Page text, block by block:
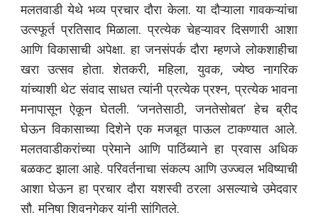
मलतवाडी येथे भव्य प्रचार दौरा केला. या दौऱ्याला गावकऱ्यांचा
उत्स्फूर्त प्रतिसाद मिळाला. प्रत्येक चेहऱ्यावर दिसणारी आशा
आणि विकासाची अपेक्षा. हा जनसंपर्क दौरा म्हणजे लोकशाहीचा
खरा उत्सव होता. शेतकरी, महिला, युवक, ज्येष्ठ नागरिक
यांच्याशी थेट संवाद साधत त्यांनी प्रत्येक प्रश्न, प्रत्येक भावना
मनापासून ऐकून घेतली. ‘जनतेसाठी, जनतेसोबत’ हेच ब्रीद
घेऊन विकासाच्या दिशेने एक मजबूत पाऊल टाकण्यात आले.
मलतवाडीकरांच्या प्रेमाने आणि पाठिंब्याने हा प्रवास अधिक
बळकट झाला आहे. परिवर्तनाचा संकल्प आणि उज्ज्वल भविष्याची
आशा घेऊन हा प्रचार दौरा यशस्वी ठरला असल्याचे उमेदवार
सौ. मनिषा शिवनगेकर यांनी सांगितले.